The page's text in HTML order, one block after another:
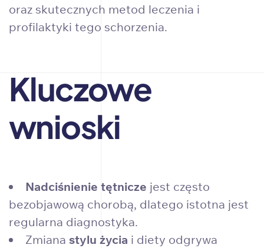
oraz skutecznych metod leczenia i
profilaktyki tego schorzenia.
Kluczowe
wnioski
Nadciśnienie tętnicze jest często
bezobjawową chorobą, dlatego istotna jest
regularna diagnostyka.
Zmiana stylu życia i diety odgrywa